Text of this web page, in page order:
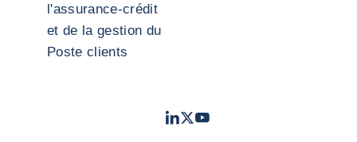
l'assurance-crédit
et de la gestion du
Poste clients
LinkedIn
TwitterYoutube